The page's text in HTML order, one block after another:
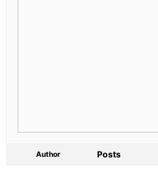
Author Posts